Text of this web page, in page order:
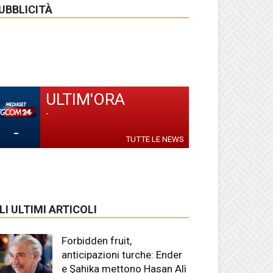
-
ULTIM'ORA
-
TUTTE LE NEWS
ULTIMI ARTICOLI
Forbidden fruit,
anticipazioni turche: Ender
e Şahika mettono Hasan Alì